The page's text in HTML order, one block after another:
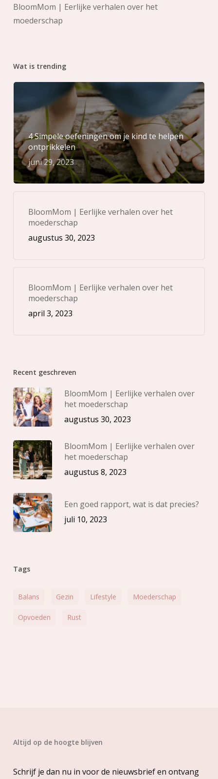
BloomMom | Eerlijke verhalen over het
moederschap
Wat is trending
4 Simpele oefeningen om je kind te helpen
ontprikkelen
juni 29, 2023
BloomMom | Eerlijke verhalen over het
moederschap
augustus 30, 2023
BloomMom | Eerlijke verhalen over het
moederschap
april 3, 2023
Recent geschreven
BloomMom | Eerlijke verhalen over
het moederschap
augustus 30, 2023
BloomMom | Eerlijke verhalen over
het moederschap
augustus 8, 2023
Een goed rapport, wat is dat precies?
juli 10, 2023
Tags
Balans Gezin Lifestyle Moederschap
Opvoeden Rust
Altijd op de hoogte blijven
Schrijf je dan nu in voor de nieuwsbrief en ontvang